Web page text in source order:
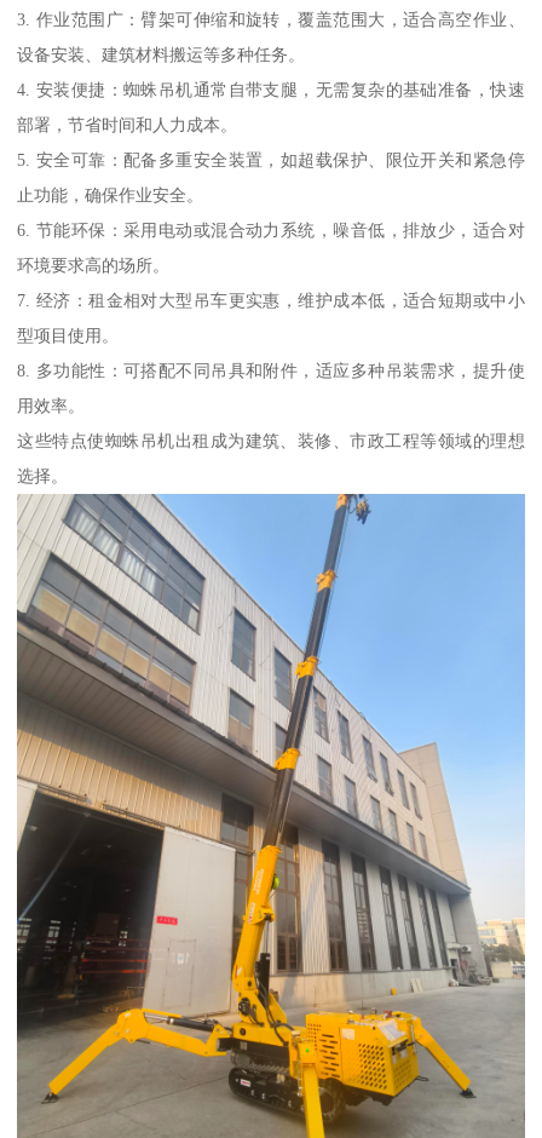
3. 作业范围广：臂架可伸缩和旋转，覆盖范围大，适合高空作业、
设备安装、建筑材料搬运等多种任务。
4. 安装便捷：蜘蛛吊机通常自带支腿，无需复杂的基础准备，快速
部署，节省时间和人力成本。
5. 安全可靠：配备多重安全装置，如超载保护、限位开关和紧急停
止功能，确保作业安全。
6. 节能环保：采用电动或混合动力系统，噪音低，排放少，适合对
环境要求高的场所。
7. 经济：租金相对大型吊车更实惠，维护成本低，适合短期或中小
型项目使用。
8. 多功能性：可搭配不同吊具和附件，适应多种吊装需求，提升使
用效率。
这些特点使蜘蛛吊机出租成为建筑、装修、市政工程等领域的理想
选择。